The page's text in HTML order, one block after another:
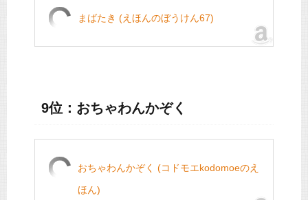
まばたき (えほんのぼうけん67)
9位：おちゃわんかぞく
おちゃわんかぞく (コドモエkodomoeのえ
ほん)